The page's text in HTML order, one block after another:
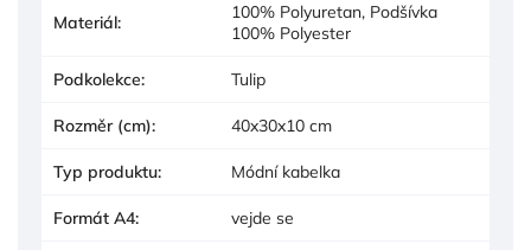
Materiál:
100% Polyuretan, Podšívka
100% Polyester
Podkolekce: Tulip
Rozměr (cm): 40x30x10 cm
Typ produktu: Módní kabelka
Formát A4: vejde se